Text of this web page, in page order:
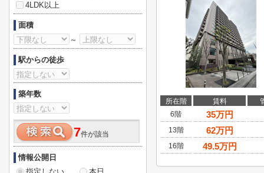
所在階 賃料
6階
35万円
13階 62万円
16階 49.5万円
4LDK以上
面積
～
駅からの徒歩
築年数
7件が該当
情報公開日